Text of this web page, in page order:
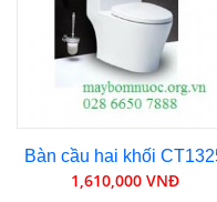
Bàn cầu hai khối
1,610,000 VNĐ